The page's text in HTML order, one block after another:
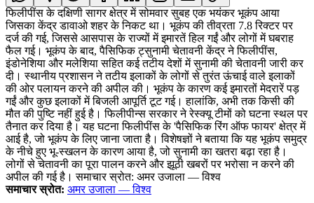
फिलीपींस के दक्षिणी सागर क्षेत्र में सोमवार सुबह एक भयंकर भूकंप आया
जिसका केंद्र डावाओ शहर के निकट था। भूकंप की तीव्रता 7.8 रिक्टर पर
दर्ज की गई, जिससे आसपास के राज्यों में इमारतें हिल गईं और लोगों में घबराह
फैल गई। भूकंप के बाद, पैसिफिक ट्सुनामी चेतावनी केंद्र ने फिलीपींस,
इंडोनेशिया और मलेशिया सहित कई तटीय देशों में सुनामी की चेतावनी जारी कर
दी। स्थानीय प्रशासन ने तटीय इलाकों के लोगों से तुरंत ऊंचाई वाले इलाकों
की ओर पलायन करने की अपील की। भूकंप के कारण कई इमारतों मेदरारें पड़
गईं और कुछ इलाकों में बिजली आपूर्ति टूट गई। हालांकि, अभी तक किसी की
मौत की पुष्टि नहीं हुई है। फिलीपीन्स सरकार ने रेस्क्यू टीमों को घटना स्थल पर
तैनात कर दिया है। यह घटना फिलीपींस के 'पैसिफिक रिंग ऑफ फायर' क्षेत्र में
आई है, जो भूकंप के लिए जाना जाता है। विशेषज्ञों ने बताया कि यह भूकंप समुद्र
के नीचे हुए भू-स्खलन के कारण आया है, जो सुनामी का खतरा बढ़ा रहा है।
लोगों से चेतावनी का पूरा पालन करने और झूठी खबरों पर भरोसा न करने की
अपील की गई है। समाचार स्रोत: अमर उजाला — विश्व
समाचार स्रोत: अमर उजाला — विश्व